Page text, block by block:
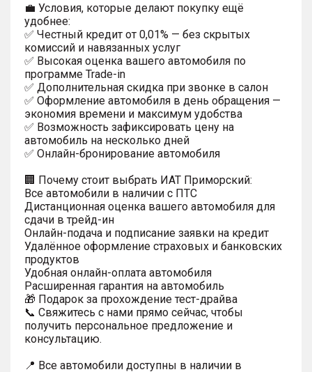
💼 Условия, которые делают покупку ещё
удобнее:
✅ Честный кредит от 0,01% — без скрытых
комиссий и навязанных услуг
✅ Высокая оценка вашего автомобиля по
программе Trade-in
✅ Дополнительная скидка при звонке в салон
✅ Оформление автомобиля в день обращения —
экономия времени и максимум удобства
✅ Возможность зафиксировать цену на
автомобиль на несколько дней
✅ Онлайн-бронирование автомобиля
🏢 Почему стоит выбрать ИАТ Приморский:
Все автомобили в наличии с ПТС
Дистанционная оценка вашего автомобиля для
сдачи в трейд-ин
Онлайн-подача и подписание заявки на кредит
Удалённое оформление страховых и банковских
продуктов
Удобная онлайн-оплата автомобиля
Расширенная гарантия на автомобиль
🎁 Подарок за прохождение тест-драйва
📞 Свяжитесь с нами прямо сейчас, чтобы
получить персональное предложение и
консультацию.
📍 Все автомобили доступны в наличии в